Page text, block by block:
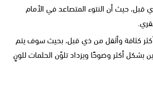
قبل، حيث أن النتوء المتصاعد في الأمام
كثافة وأثقل من ذي قبل، بحيث سوف يتم
بشكل أكثر وضوحًا ويزداد تلوّن الحلمات للونٍ